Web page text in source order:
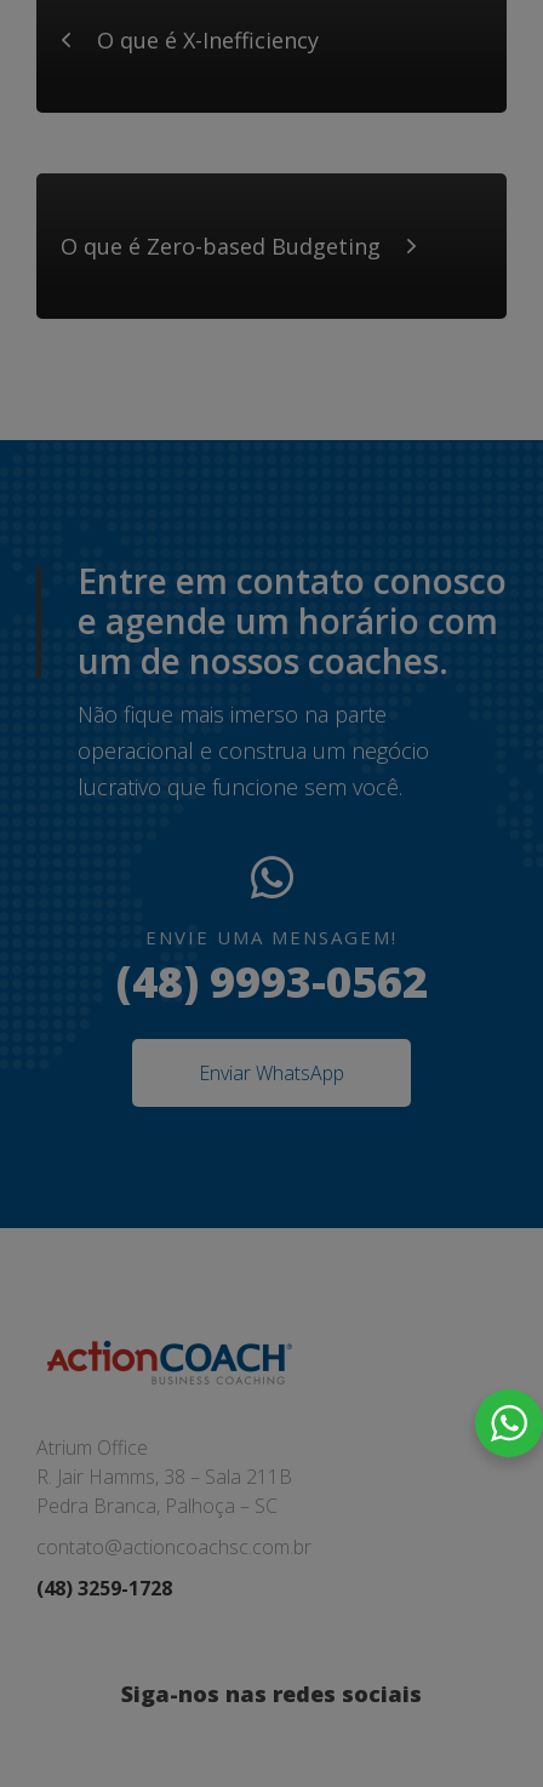
O que é X-Inefficiency
O que é Zero-based Budgeting
Entre em contato conosco
e agende um horário com
um de nossos coaches.
Não fique mais imerso na parte
operacional e construa um negócio
lucrativo que funcione sem você.
ENVIE UMA MENSAGEM!
(48) 9993-0562
Enviar WhatsApp
Atrium Office
R. Jair Hamms, 38 – Sala 211B
Pedra Branca, Palhoça – SC
contato@actioncoachsc.com.br
(48) 3259-1728
Siga-nos nas redes sociais